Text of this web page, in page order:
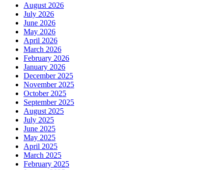
August 2026
July 2026
June 2026
May 2026
April 2026
March 2026
February 2026
January 2026
December 2025
November 2025
October 2025
September 2025
August 2025
July 2025
June 2025
May 2025
April 2025
March 2025
February 2025